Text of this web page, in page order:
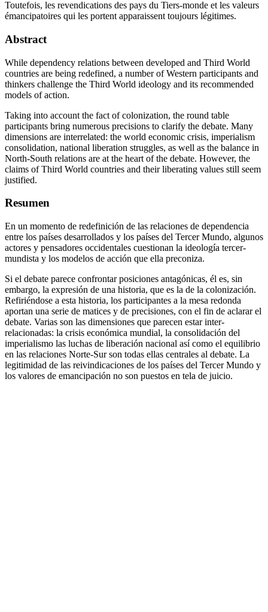
Toutefois, les revendications des pays du Tiers-monde et les valeurs
émancipatoires qui les portent apparaissent toujours légitimes.
Abstract
While dependency relations between developed and Third World
countries are being redefined, a number of Western participants and
thinkers challenge the Third World ideology and its recommended
models of action.
Taking into account the fact of colonization, the round table
participants bring numerous precisions to clarify the debate. Many
dimensions are interrelated: the world economic crisis, imperialism
consolidation, national liberation struggles, as well as the balance in
North-South relations are at the heart of the debate. However, the
claims of Third World countries and their liberating values still seem
justified.
Resumen
En un momento de redefinición de las relaciones de dependencia
entre los países desarrollados y los países del Tercer Mundo, algunos
actores y pensadores occidentales cuestionan la ideología tercer-
mundista y los modelos de acción que ella preconiza.
Si el debate parece confrontar posiciones antagónicas, él es, sin
embargo, la expresión de una historia, que es la de la colonización.
Refiriéndose a esta historia, los participantes a la mesa redonda
aportan una serie de matices y de precisiones, con el fin de aclarar el
debate. Varias son las dimensiones que parecen estar inter-
relacionadas: la crisis económica mundial, la consolidación del
imperialismo las luchas de liberación nacional así como el equilibrio
en las relaciones Norte-Sur son todas ellas centrales al debate. La
legitimidad de las reivindicaciones de los países del Tercer Mundo y
los valores de emancipación no son puestos en tela de juicio.